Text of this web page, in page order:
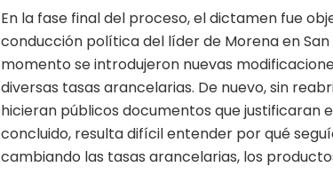
En la fase final del proceso, el dictamen fue
conducción política del líder de Morena en San
momento se introdujeron nuevas
diversas tasas arancelarias. De nuevo, sin
hicieran públicos documentos que justificaran
concluido, resulta difícil entender por qué
cambiando las tasas arancelarias, los